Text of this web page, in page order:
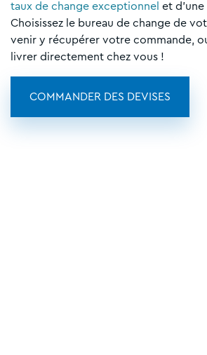
taux de change exceptionnel et d'une
Choisissez le bureau de change de
venir y récupérer votre commande,
livrer directement chez vous !
COMMANDER DES DEVISES